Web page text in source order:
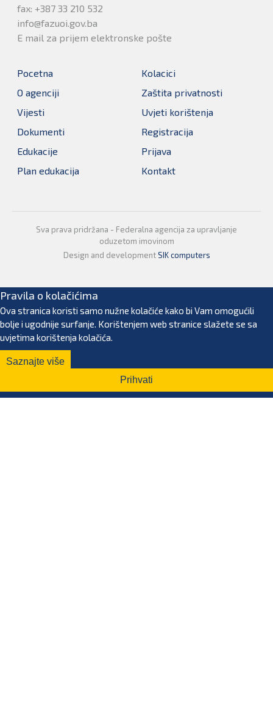
fax: +387 33 210 532
info@fazuoi.gov.ba
E mail za prijem elektronske pošte
Pocetna
O agenciji
Vijesti
Dokumenti
Edukacije
Plan edukacija
Kolacici
Zaštita privatnosti
Uvjeti korištenja
Registracija
Prijava
Kontakt
Sva prava pridržana - Federalna agencija za upravljanje
oduzetom imovinom
Design and developmentSIK computers
Pravila o kolačićima
Ova stranica koristi samo nužne kolačiće kako bi Vam omogućili
bolje i ugodnije surfanje. Korištenjem web stranice slažete se sa
uvjetima korištenja kolačića.
Saznajte više
Prihvati